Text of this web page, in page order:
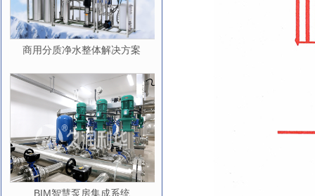
商用分质净水整体解决方案
BIM智慧泵房集成系统